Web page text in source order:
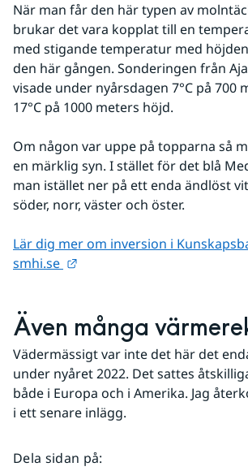
När man får den här typen av
brukar det vara kopplat till en
med stigande temperatur med
den här gången. Sonderingen från
visade under nyårsdagen 7°C på 700
17°C på 1000 meters höjd.
Om någon var uppe på topparna så
en märklig syn. I stället för det blå
man istället ner på ett enda ändlöst
söder, norr, väster och öster.
Lär dig mer om inversion i
smhi.se
Även många
Vädermässigt var inte det här det
under nyåret 2022. Det sattes
både i Europa och i Amerika. Jag
i ett senare inlägg.
Dela sidan på: